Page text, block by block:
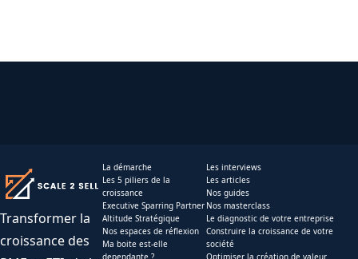
Transformer la
croissance des
La démarche
Les 5 piliers de la
croissance
Executive Sparring Partner
Altitude Stratégique
Nos espaces de réflexion
Ma boite est-elle
Les interviews
Les articles
Nos guides
Nos masterclass
Le diagnostic de votre entreprise
Construire la croissance de votre
société